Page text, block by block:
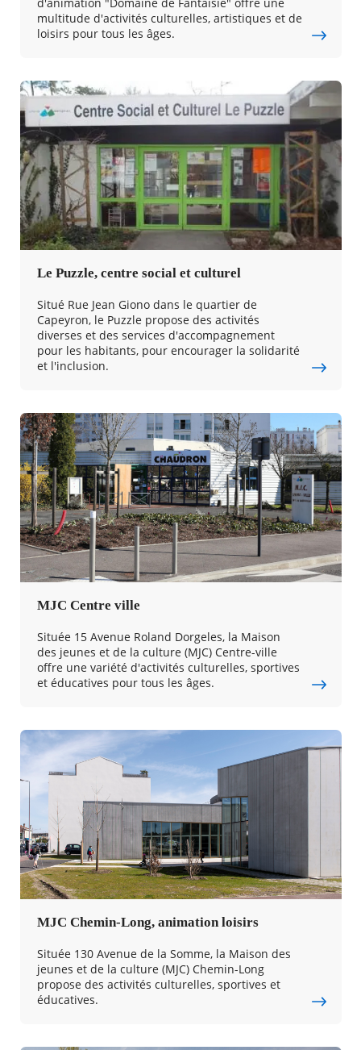
multitude d'activités culturelles, artistiques et de
loisirs pour tous les âges.
Le Puzzle, centre social et culturel
Situé Rue Jean Giono dans le quartier de
Capeyron, le Puzzle propose des activités
diverses et des services d'accompagnement
pour les habitants, pour encourager la solidarité
et l'inclusion.
MJC Centre ville
Située 15 Avenue Roland Dorgeles, la Maison
des jeunes et de la culture (MJC) Centre-ville
offre une variété d'activités culturelles, sportives
et éducatives pour tous les âges.
MJC Chemin-Long, animation loisirs
Située 130 Avenue de la Somme, la Maison des
jeunes et de la culture (MJC) Chemin-Long
propose des activités culturelles, sportives et
éducatives.